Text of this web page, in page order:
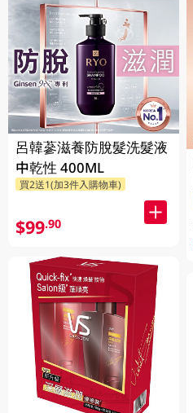
呂韓蔘滋養防脫髮洗髮液
中乾性 400ML
買2送1(加3件入購物車)
$99.90